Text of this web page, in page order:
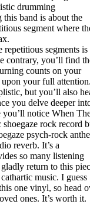
drumming
band is about the
segment where
repetitious segments is
contrary, you’ll find
counts on your
upon your full
but you’ll also
you delve deeper
you’ll notice When
rock record
psych-rock
reverb. It’s a
so many listening
gladly return to this
music. I guess
one vinyl, so head
ones. It’s worth it.